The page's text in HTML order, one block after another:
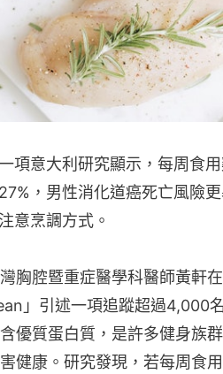
項意大利研究顯示，每周食
27%，男性消化道癌死亡風險
注意烹調方式。
胸腔暨重症醫學科醫師黃軒
」引述一項追蹤超過4,000
優質蛋白質，是許多健身族
健康。研究發現，若每周食